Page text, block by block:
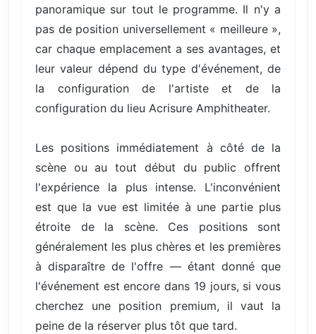
panoramique sur tout le programme. Il n'y a
pas de position universellement « meilleure »,
car chaque emplacement a ses avantages, et
leur valeur dépend du type d'événement, de
la configuration de l'artiste et de la
configuration du lieu Acrisure Amphitheater.
Les positions immédiatement à côté de la
scène ou au tout début du public offrent
l'expérience la plus intense. L'inconvénient
est que la vue est limitée à une partie plus
étroite de la scène. Ces positions sont
généralement les plus chères et les premières
à disparaître de l'offre — étant donné que
l'événement est encore dans 19 jours, si vous
cherchez une position premium, il vaut la
peine de la réserver plus tôt que tard.